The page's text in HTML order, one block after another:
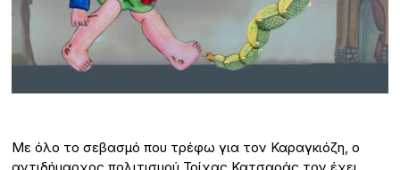
Με όλο το σεβασμό που τρέφω για τον Καραγκιόζη, ο